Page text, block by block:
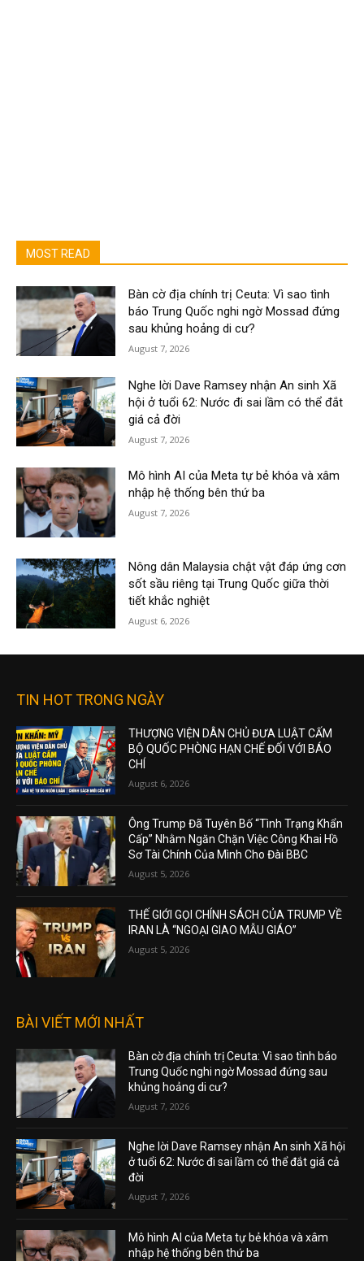
MOST READ
Bàn cờ địa chính trị Ceuta: Vì sao tình
báo Trung Quốc nghi ngờ Mossad đứng
sau khủng hoảng di cư?
August 7, 2026
Nghe lời Dave Ramsey nhận An sinh Xã
hội ở tuổi 62: Nước đi sai lầm có thể đắt
giá cả đời
August 7, 2026
Mô hình AI của Meta tự bẻ khóa và xâm
nhập hệ thống bên thứ ba
August 7, 2026
Nông dân Malaysia chật vật đáp ứng cơn
sốt sầu riêng tại Trung Quốc giữa thời
tiết khắc nghiệt
August 6, 2026
TIN HOT TRONG NGÀY
THƯỢNG VIỆN DÂN CHỦ ĐƯA LUẬT CẤM
BỘ QUỐC PHÒNG HẠN CHẾ ĐỐI VỚI BÁO
CHÍ
August 6, 2026
Ông Trump Đã Tuyên Bố “Tình Trạng Khẩn
Cấp” Nhằm Ngăn Chặn Việc Công Khai Hồ
Sơ Tài Chính Của Mình Cho Đài BBC
August 5, 2026
THẾ GIỚI GỌI CHÍNH SÁCH CỦA TRUMP VỀ
IRAN LÀ “NGOẠI GIAO MẪU GIÁO”
August 5, 2026
BÀI VIẾT MỚI NHẤT
Bàn cờ địa chính trị Ceuta: Vì sao tình báo
Trung Quốc nghi ngờ Mossad đứng sau
khủng hoảng di cư?
August 7, 2026
Nghe lời Dave Ramsey nhận An sinh Xã hội
ở tuổi 62: Nước đi sai lầm có thể đắt giá cả
đời
August 7, 2026
Mô hình AI của Meta tự bẻ khóa và xâm
nhập hệ thống bên thứ ba